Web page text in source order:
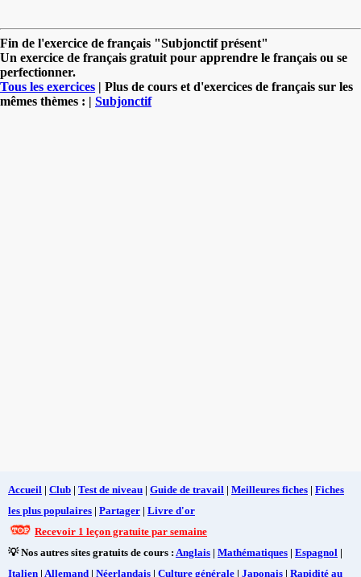
Fin de l'exercice de français "Subjonctif présent"
Un exercice de français gratuit pour apprendre le français ou se
perfectionner.
Tous les exercices | Plus de cours et d'exercices de français sur les
mêmes thèmes : | Subjonctif
Accueil | Club | Test de niveau | Guide de travail | Meilleures fiches | Fiches
les plus populaires | Partager | Livre d'or
Recevoir 1 leçon gratuite par semaine
💡 Nos autres sites gratuits de cours : Anglais | Mathématiques | Espagnol |
Italien | Allemand | Néerlandais | Culture générale | Japonais | Rapidité au